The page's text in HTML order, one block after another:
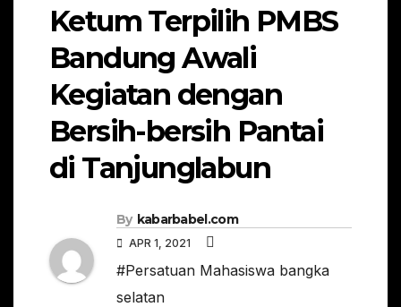
Ketum Terpilih PMBS
Bandung Awali
Kegiatan dengan
Bersih-bersih Pantai
di Tanjunglabun
By kabarbabel.com
APR 1, 2021
#Persatuan Mahasiswa bangka
selatan